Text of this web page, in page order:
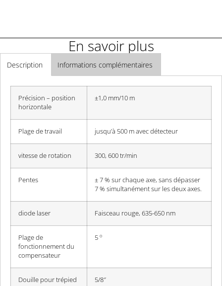
En savoir plus
Description Informations complémentaires
Précision – position
horizontale
±1,0 mm/10 m
Plage de travail jusqu’à 500 m avec détecteur
vitesse de rotation 300, 600 tr/min
Pentes
± 7 % sur chaque axe, sans dépasser
7 % simultanément sur les deux axes.
diode laser Faisceau rouge, 635-650 nm
Plage de
fonctionnement du
compensateur
5 o
Douille pour trépied 5/8″